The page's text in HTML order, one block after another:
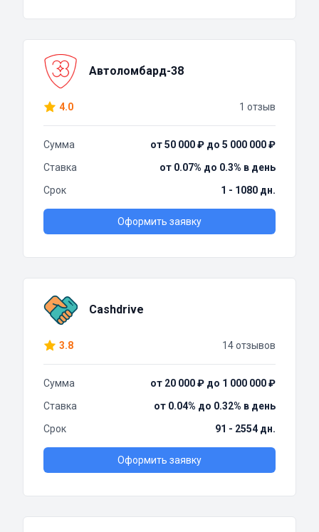
Автоломбард-38
4.0 1 отзыв
Сумма
от 50 000 ₽ до 5 000 000 ₽
Ставка
от 0.07% до 0.3% в день
Срок
1 - 1080 дн.
Оформить заявку
Cashdrive
3.8 14 отзывов
Сумма
от 20 000 ₽ до 1 000 000 ₽
Ставка
от 0.04% до 0.32% в день
Срок
91 - 2554 дн.
Оформить заявку